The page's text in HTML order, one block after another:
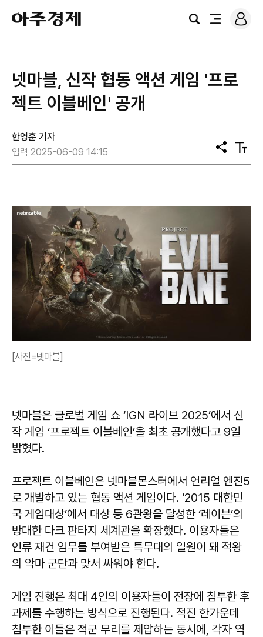
아
주
경
검
전
로
그
넷마블, 신작 협동 액션 게임 '프로
젝트 이블베인' 공개
한영훈 기자
입력 2025-06-09 14:15
공
유
텍
스
[사진=넷마블]
넷마블은 글로벌 게임 쇼 ‘IGN 라이브 2025’에서 신
작 게임 ‘프로젝트 이블베인’을 최초 공개했다고 9일
밝혔다.
프로젝트 이블베인은 넷마블몬스터에서 언리얼 엔진5
로 개발하고 있는 협동 액션 게임이다. ‘2015 대한민
국 게임대상’에서 대상 등 6관왕을 달성한 ‘레이븐’의
방대한 다크 판타지 세계관을 확장했다. 이용자들은
인류 재건 임무를 부여받은 특무대의 일원이 돼 적왕
의 악마 군단과 맞서 싸워야 한다.
게임 진행은 최대 4인의 이용자들이 전장에 침투한 후
과제를 수행하는 방식으로 진행된다. 적진 한가운데
침투한 이들은 적군 무리를 제압하는 동시에, 각자 역